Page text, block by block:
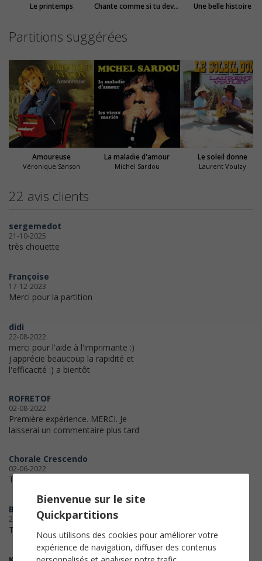
Le printemps Chante comme si tu devais mourir demain Une belle histoire
Partitions suggérées
Amoureuse
Véronique Sanson
La maladie d'amour
Michel Sardou
Le soleil donne
Laurent Voulzy
22 avis clients
sergemedot
21-10-2025
très chouette
Françoise
17-12-2023
Merci pour la partition
didi
22-08-2022
merci pour l'aide à l'imprimante :)
j'apprécie beaucoup la rapidité et
l'efficacité :) a bientôt
ROFRETOF
02-08-2022
Première expérience. MERCI. Je
laisserai un commentaire plus tard
Chorale Crescendo
02-06-2022
Très bien. Merci
Bénédicte
27-02-2022
Très bien.
Bienvenue sur le site
Quickpartitions
Nous utilisons des cookies pour améliorer votre
expérience de navigation, diffuser des contenus